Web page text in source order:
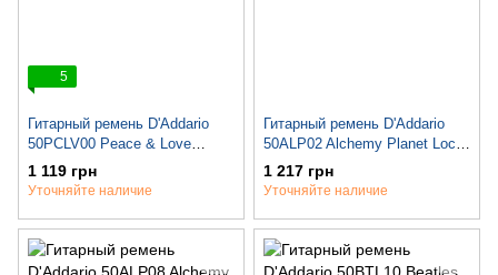
5
Гитарный ремень D'Addario
50PCLV00 Peace & Love
Woven Guitar Strap - Pink and
White
1 119 грн
Уточняйте наличие
Гитарный ремень D'Addario
50ALP02 Alchemy Planet Lock
Guitar Strap - Gothic Cross
1 217 грн
Уточняйте наличие